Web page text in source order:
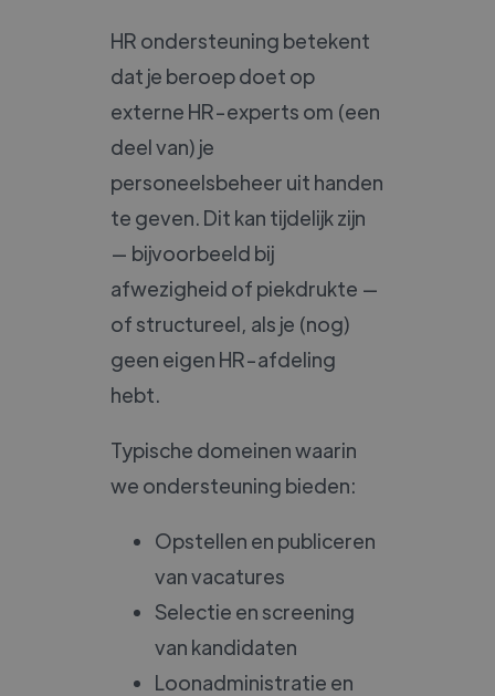
HR ondersteuning betekent
dat je beroep doet op
externe HR-experts om (een
deel van) je
personeelsbeheer uit handen
te geven. Dit kan tijdelijk zijn
— bijvoorbeeld bij
afwezigheid of piekdrukte —
of structureel, als je (nog)
geen eigen HR-afdeling
hebt.
Typische domeinen waarin
we ondersteuning bieden:
Opstellen en publiceren
van vacatures
Selectie en screening
van kandidaten
Loonadministratie en